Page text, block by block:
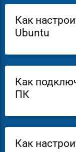
Как
Ubuntu
Как
ПК
Как